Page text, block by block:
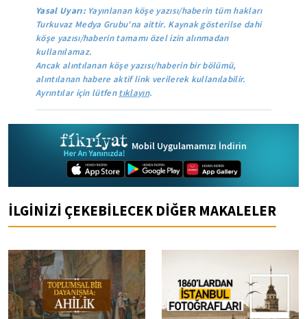
Yasal Uyarı:Yayınlanan köşe yazısı/haberin tüm hakları
Turkuvaz Medya Grubu'na aittir. Kaynak gösterilse dahi
köşe yazısı/haberin tamamı özel izin alınmadan
kullanılamaz.
Ancak alıntılanan köşe yazısı/haberin bir bölümü,
alıntılanan habere aktif link verilerek kullanılabilir.
Ayrıntılar için lütfentıklayın.
Mobil Uygulamamızı İndirin
İLGİNİZİ ÇEKEBİLECEK DİĞER MAKALELER